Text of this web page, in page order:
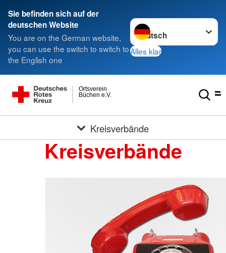
Sie befinden sich auf der
deutschen Website
You are on the German website,
you can use the switch to switch to
the English one
Sprache wechseln zu
Alles klar
Büchen e.V.
Ortsverein
Kreisverbände
Kreisverbände